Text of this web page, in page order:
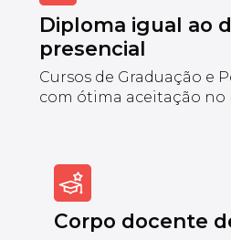
Diploma igual ao
presencial
Cursos de Graduação e
com ótima aceitação no
Corpo docente